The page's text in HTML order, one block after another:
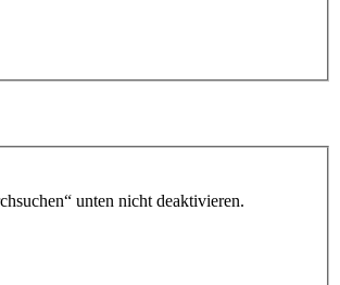
unten nicht deaktivieren.